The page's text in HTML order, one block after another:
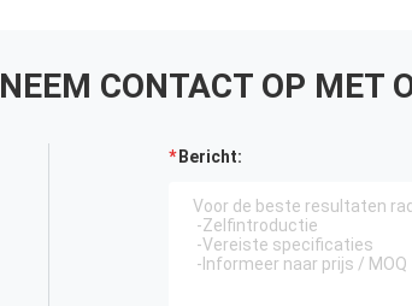
NEEM CONTACT OP MET
Bericht: